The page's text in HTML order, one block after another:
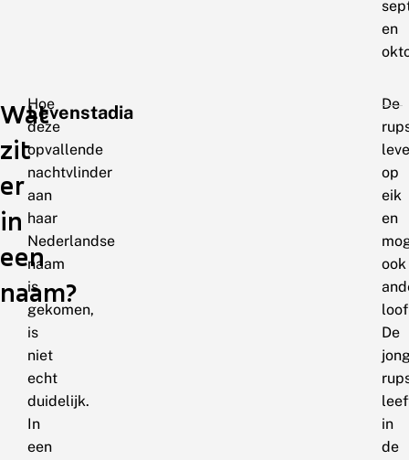
en
Wat
zit
er
in
een
naam?
Hoe
deze
opvallende
nachtvlinder
aan
haar
Nederlandse
naam
is
gekomen,
is
niet
echt
duidelijk.
In
een
Levenstadia
De
op
eik
en
ook
De
in
de